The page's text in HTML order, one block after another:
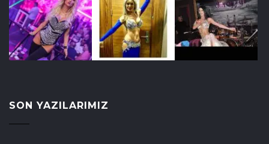
SON YAZILARIMIZ